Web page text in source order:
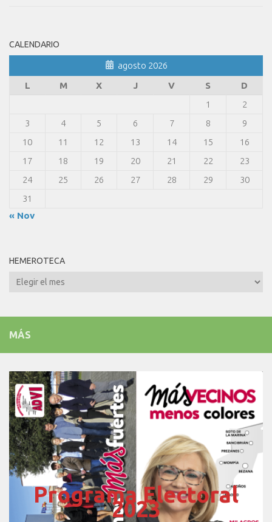
CALENDARIO
agosto 2026
L
M X J V S
D
1
2
3
4 5 6 7 8
9
10
11 12 13 14 15
16
17
18 19 20 21 22
23
24
25 26 27 28 29
30
31
« Nov
HEMEROTECA
Hemeroteca
MÁS
Programa Electoral
2023